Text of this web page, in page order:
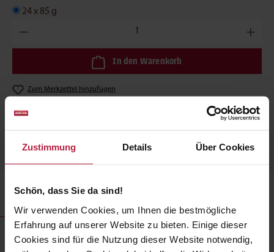
Zustimmung Details Über Cookies
Schön, dass Sie da sind!
Wir verwenden Cookies, um Ihnen die bestmögliche
Erfahrung auf unserer Website zu bieten. Einige dieser
Cookies sind für die Nutzung dieser Website notwendig,
24 x 85 g
Produkt Anzahl: Gib den gewünschten Wert ein oder benutze
In den Warenkorb
Zum Merkzettel hinzufügen
Teilen Sie dieses Produkt mit Ihren Freunden:
INTEGRA PROTECT Sensitive wurde speziell für Katzen mit